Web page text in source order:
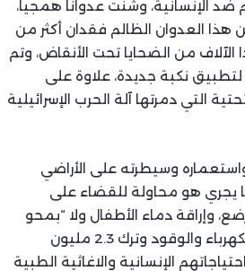
ضد الإنسانية، وشنت عدوانا همجيا،
هذا العدوان الظالم فقدان أكثر من
والشيوخ، عدا الآلاف من الضحايا تحت الأنقاض، وتم
في محاولة لتطبيق نكبة جديدة، علاوة على
التي دمرتها آلة الحرب الإسرائيلية
وسيطرته على الأراضي
يجري هو محاولة للقضاء على
وإراقة دماء الأطفال ولا “بمحو
غزة” او “تحويلها الى جهنم” او “تقليص مساحتها”، ولا بقطع المياه والكهرباء والوقود وترك 2.3 مليون
الإنسانية والاغاثية الطبية